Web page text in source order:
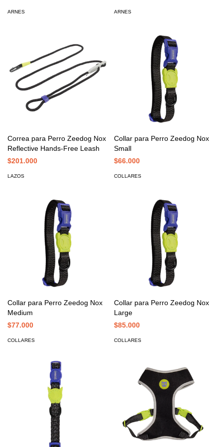
ARNES ARNES
Correa para Perro Zeedog Nox
Reflective Hands-Free Leash
$201.000
LAZOS
Collar para Perro Zeedog Nox
Small
$66.000
COLLARES
Collar para Perro Zeedog Nox
Medium
$77.000
COLLARES
Collar para Perro Zeedog Nox
Large
$85.000
COLLARES